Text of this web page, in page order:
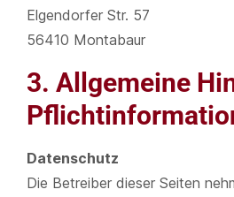
Elgendorfer Str. 57
56410 Montabaur
3. Allgemeine
Datenschutz
Die Betreiber dieser Seiten